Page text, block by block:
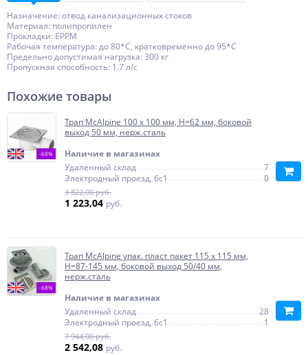
Назначение: отвод канализационных стоков
Материал: полипропилен
Прокладки: ЕРРМ
Рабочая температура: до 80*С, кратковременно до 95*С
Предельно допустимая нагрузка: 300 кг
Пропускная способность: 1.7 л/с
Похожие товары
-68%
Трап McAlpine 100 х 100 мм, H=62 мм, боковой
выход 50 мм, нерж.сталь
Наличие в магазинах
Удаленный склад
7
Электродный проезд, 6с1
0
3 822,00 руб.
1 223,04 руб.
-68%
Трап McAlpine упак. пласт пакет 115 х 115 мм,
H=87-145 мм, боковой выход 50/40 мм,
нерж.сталь
Наличие в магазинах
Удаленный склад
28
Электродный проезд, 6с1
1
7 944,00 руб.
2 542,08 руб.